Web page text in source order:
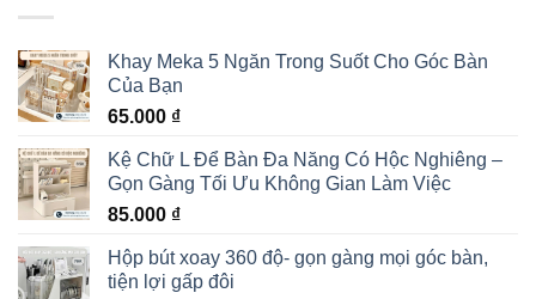
Khay Meka 5 Ngăn Trong Suốt Cho Góc Bàn
Của Bạn
65.000 ₫
Kệ Chữ L Để Bàn Đa Năng Có Hộc Nghiêng –
Gọn Gàng Tối Ưu Không Gian Làm Việc
85.000 ₫
Hộp bút xoay 360 độ- gọn gàng mọi góc bàn,
tiện lợi gấp đôi